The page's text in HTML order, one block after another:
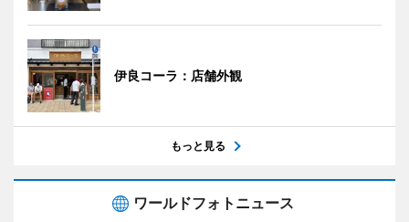
伊良コーラ：店舗外観
もっと見る
ワールドフォトニュース